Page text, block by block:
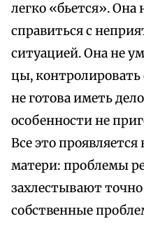
легко «бьется». Она
справиться с
ситуацией. Она не
цы, контролировать
не готова иметь
особенности не
Все это проявляется
матери: проблемы
захлестывают точно
собственные